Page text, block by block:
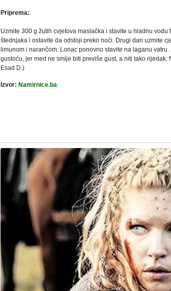
Priprema:
Uzmite 300 g žutih cvjetova maslačka i stavite u hladnu
štednjaka i ostavite da odstoji preko noći. Drugi dan uzmite
limunom i narančom. Lonac ponovno stavite na laganu
gustoću, jer med ne smije biti previše gust, a niti tako
Esad D.)
Izvor: Namirnice.ba